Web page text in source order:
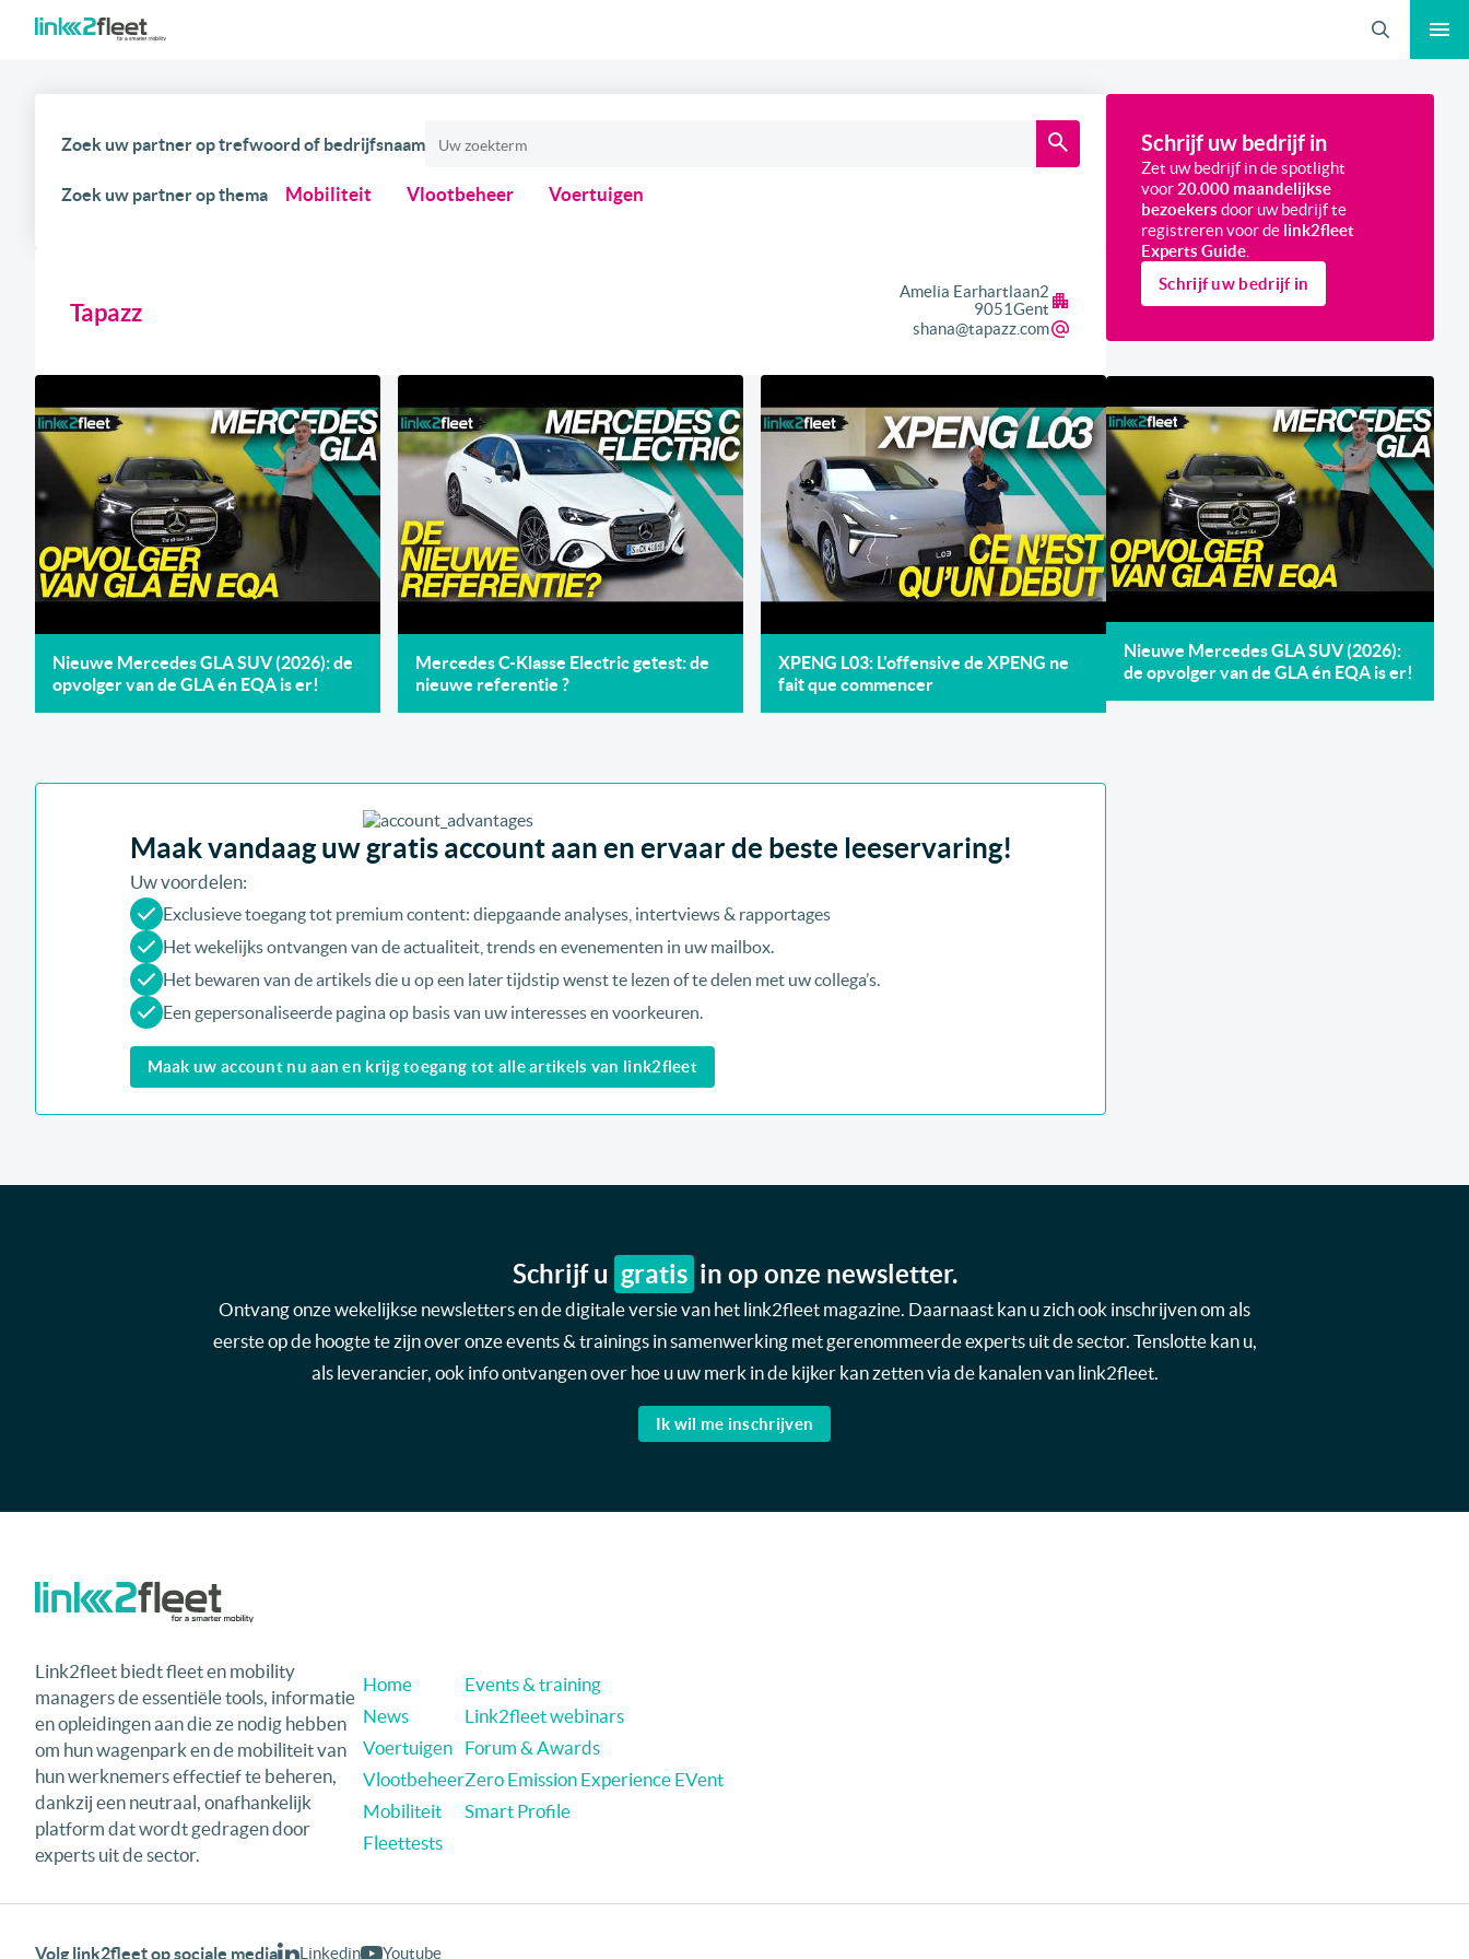
Zoek uw partner op trefwoord of bedrijfsnaam
Zoek uw partner op thema Mobiliteit Vlootbeheer Voertuigen
Tapazz
Amelia Earhartlaan2
9051Gent
shana@tapazz.com
Nieuwe Mercedes GLA SUV (2026): de
opvolger van de GLA én EQA is er!
Mercedes C-Klasse Electric getest: de
nieuwe referentie ?
XPENG L03: L'offensive de XPENG ne
fait que commencer
Maak vandaag uw gratis account aan en ervaar de beste leeservaring!
Uw voordelen:
Exclusieve toegang tot premium content: diepgaande analyses, intertviews & rapportages
Het wekelijks ontvangen van de actualiteit, trends en evenementen in uw mailbox.
Het bewaren van de artikels die u op een later tijdstip wenst te lezen of te delen met uw collega’s.
Een gepersonaliseerde pagina op basis van uw interesses en voorkeuren.
Maak uw account nu aan en krijg toegang tot alle artikels van link2fleet
Schrijf uw bedrijf in
Zet uw bedrijf in de spotlight
voor20.000 maandelijkse
bezoekers door uw bedrijf te
registreren voor de link2fleet
Experts Guide.
Schrijf uw bedrijf in
Nieuwe Mercedes GLA SUV (2026):
de opvolger van de GLA én EQA is er!
Schrijf u gratis in op onze newsletter.
Ontvang onze wekelijkse newsletters en de digitale versie van het link2fleet magazine. Daarnaast kan u zich ook inschrijven om als
eerste op de hoogte te zijn over onze events & trainings in samenwerking met gerenommeerde experts uit de sector. Tenslotte kan u,
als leverancier, ook info ontvangen over hoe u uw merk in de kijker kan zetten via de kanalen van link2fleet.
Ik wil me inschrijven
Link2fleet biedt fleet en mobility
managers de essentiële tools, informatie
en opleidingen aan die ze nodig hebben
om hun wagenpark en de mobiliteit van
hun werknemers effectief te beheren,
dankzij een neutraal, onafhankelijk
platform dat wordt gedragen door
experts uit de sector.
Home
News
Voertuigen
Vlootbeheer
Mobiliteit
Fleettests
Events & training
Link2fleet webinars
Forum & Awards
Zero Emission Experience EVent
Smart Profile
Volg link2fleet op sociale media Linkedin Youtube